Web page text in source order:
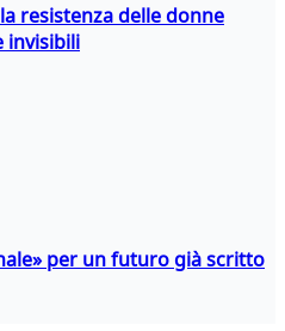
resistenza delle donne
invisibili
per un futuro già scritto